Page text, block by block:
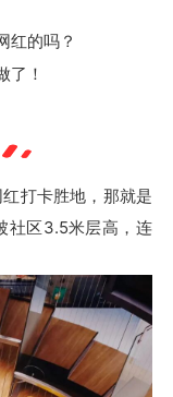
红的吗？
了 ！
打卡胜地，那就是
社区3.5米层高，连